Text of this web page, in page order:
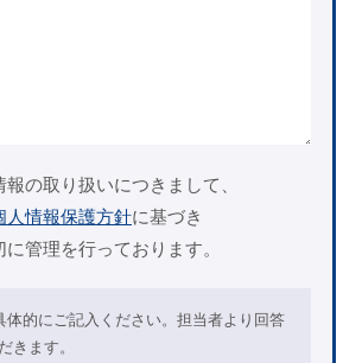
報の取り扱いにつきまして、
人情報保護方針に基づき
に管理を行っております。
体的にご記入ください。担当者より回答
きます。